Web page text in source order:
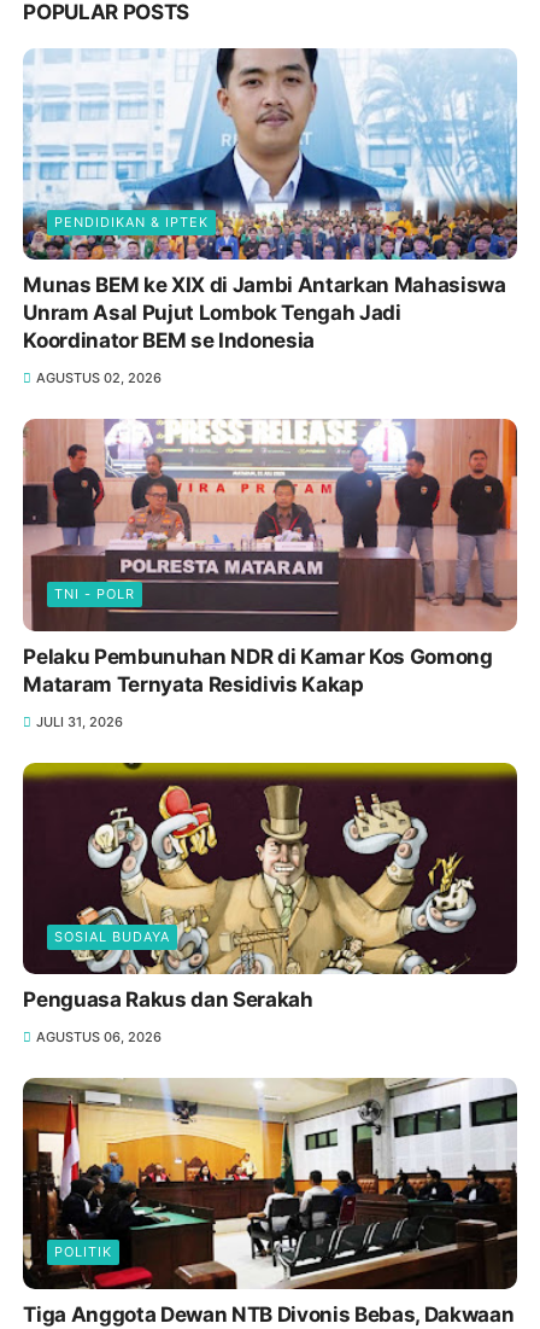
POPULAR POSTS
PENDIDIKAN & IPTEK
Munas BEM ke XIX di Jambi Antarkan Mahasiswa
Unram Asal Pujut Lombok Tengah Jadi
Koordinator BEM se Indonesia
AGUSTUS 02, 2026
TNI - POLR
Pelaku Pembunuhan NDR di Kamar Kos Gomong
Mataram Ternyata Residivis Kakap
JULI 31, 2026
SOSIAL BUDAYA
Penguasa Rakus dan Serakah
AGUSTUS 06, 2026
POLITIK
Tiga Anggota Dewan NTB Divonis Bebas, Dakwaan